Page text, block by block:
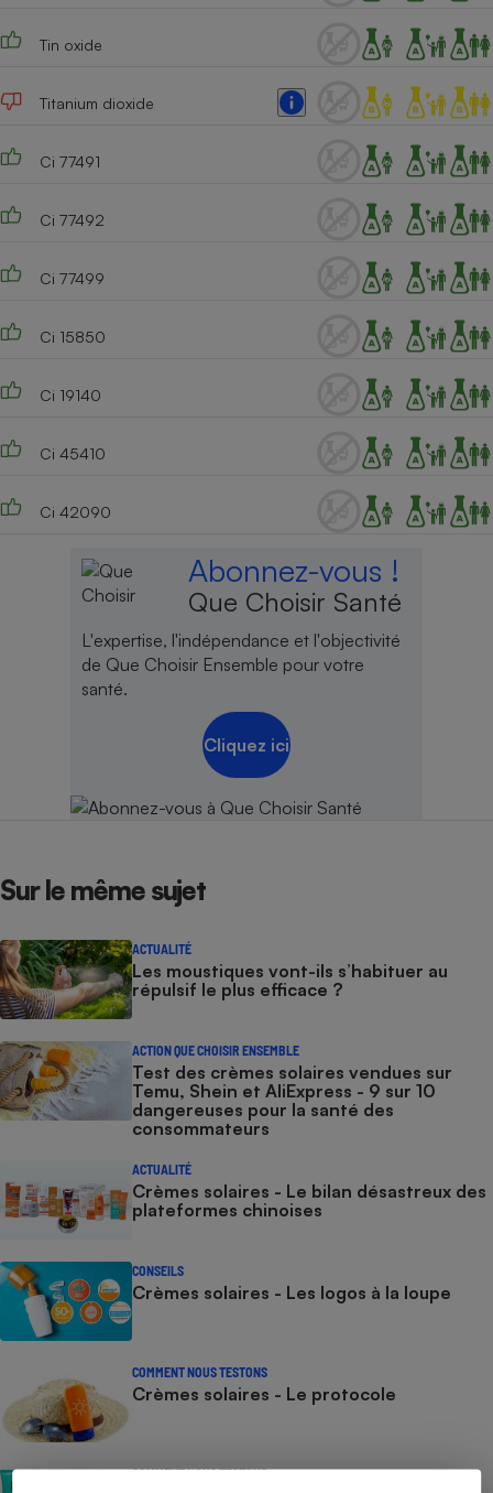
Tin oxide
Titanium dioxide
Ci 77491
Ci 77492
Ci 77499
Ci 15850
Ci 19140
Ci 45410
Ci 42090
Abonnez-vous !
Que Choisir Santé
L'expertise, l'indépendance et l'objectivité
de Que Choisir Ensemble pour votre
santé.
Cliquez ici
Sur le même sujet
ACTUALITÉ
Les moustiques vont-ils s’habituer au
répulsif le plus efficace ?
ACTION QUE CHOISIR ENSEMBLE
Test des crèmes solaires vendues sur
Temu, Shein et AliExpress - 9 sur 10
dangereuses pour la santé des
consommateurs
ACTUALITÉ
Crèmes solaires - Le bilan désastreux des
plateformes chinoises
CONSEILS
Crèmes solaires - Les logos à la loupe
COMMENT NOUS TESTONS
Crèmes solaires - Le protocole
COMMENT NOUS TESTONS